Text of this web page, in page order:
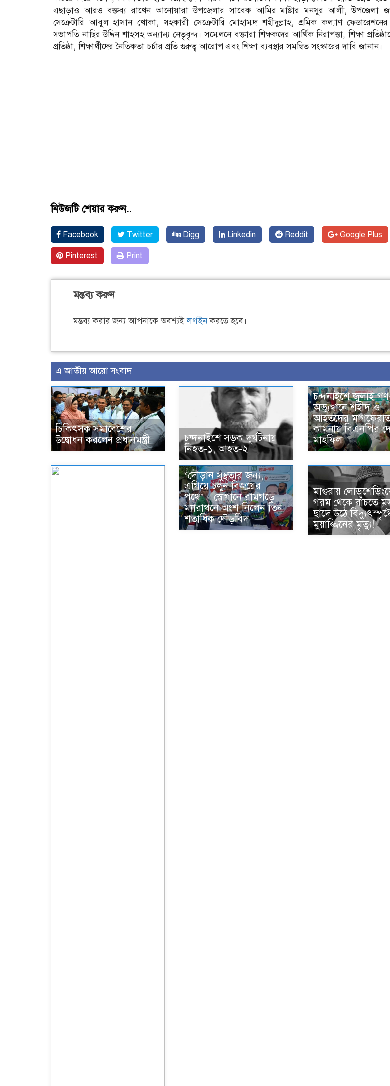
এছাড়াও আরও বক্তব্য রাখেন আনোয়ারা উপজেলার সাবেক আমির মাষ্টার মনসুর আলী, উপজেলা
সেক্রেটারি আবুল হাসান খোকা, সহকারী সেক্রেটারি মোহাম্মদ শহীদুল্লাহ, শ্রমিক কল্যাণ
সভাপতি নাছির উদ্দিন শাহসহ অন্যান্য নেতৃবৃন্দ। সম্মেলনে বক্তারা শিক্ষকদের আর্থিক নিরাপত্তা, শিক্ষা
প্রতিষ্ঠা, শিক্ষার্থীদের নৈতিকতা চর্চার প্রতি গুরুত্ব আরোপ এবং শিক্ষা ব্যবস্থার সমন্বিত সংস্কারের দাবি জানান।
নিউজটি শেয়ার করুন..
Facebook Twitter Digg Linkedin Reddit Google Plus
Pinterest Print
মন্তব্য করুন
মন্তব্য করার জন্য আপনাকে অবশ্যইলগইনকরতে হবে।
এ জাতীয় আরো সংবাদ
চিকিৎসক সমাবেশের
উদ্বোধন করলেন প্রধানমন্ত্রী
চন্দনাইশে সড়ক দূর্ঘটনায়
নিহত-১, আহত-২
চন্দনাইশে জুলাই
অভ্যুত্থানে শহীদ ও
আহতদের
কামনায় বিএনপির
মাহফিল
‘দৌড়ান সুস্থতার জন্য,
এগিয়ে চলুন বিজয়ের
পথে’—স্লোগানে রামগড়ে
ম্যারাথনে অংশ নিলেন তিন
শতাধিক দৌড়বিদ
মাগুরায়
গরম থেকে বাঁচতে
ছাদে উঠে
মুয়াজ্জিনের মৃত্যু!